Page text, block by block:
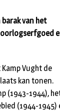
barak van het
Vught de
kan tonen.
(1943-1944),
(1944-1945)